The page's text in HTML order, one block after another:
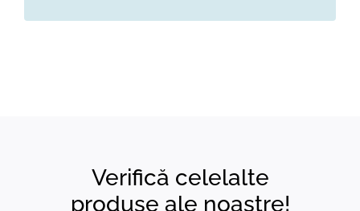
Verifică celelalte
produse ale noastre!